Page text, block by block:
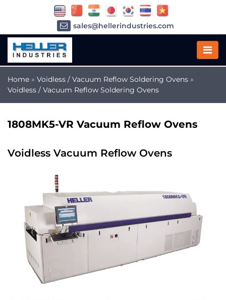
Home » Voidless / Vacuum Reflow Soldering Ovens »
Voidless / Vacuum Reflow Soldering Ovens
1808MK5-VR Vacuum Reflow Ovens
Voidless Vacuum Reflow Ovens
sales@hellerindustries.com
service@hellerindustries.com